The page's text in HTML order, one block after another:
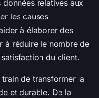
données relatives aux
les causes
à élaborer des
à réduire le nombre de
du client.
train de transformer la
et durable. De la